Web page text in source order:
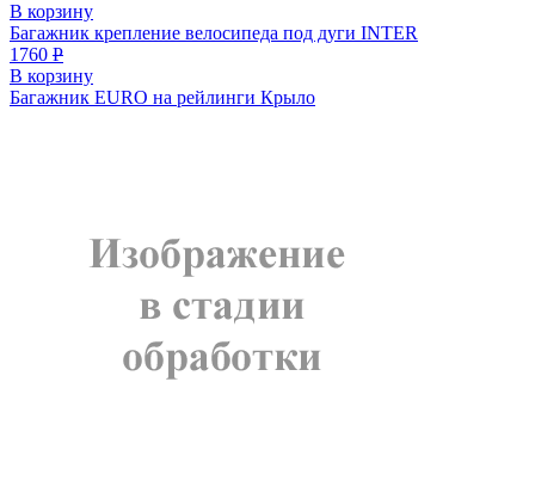
В корзину
Багажник крепление велосипеда под дуги INTER
1760 Р
В корзину
Багажник EURO на рейлинги Крыло